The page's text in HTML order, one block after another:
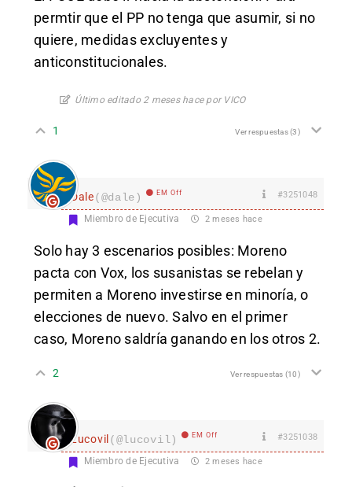
permtir que el PP no tenga que asumir, si no
quiere, medidas excluyentes y
anticonstitucionales.
Último editado 2 meses hace por VICO
1 Ver respuestas(3)
Dale(@dale) EM Off #3251048
Miembro de Ejecutiva 2 meses hace
Solo hay 3 escenarios posibles: Moreno
pacta con Vox, los susanistas se rebelan y
permiten a Moreno investirse en minoría, o
elecciones de nuevo. Salvo en el primer
caso, Moreno saldría ganando en los otros 2.
2 Ver respuestas (10)
Lucovil(@lucovil) EM Off #3251038
Miembro de Ejecutiva 2 meses hace